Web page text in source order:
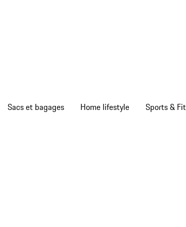
Sacs et bagages Home lifestyle Sports &